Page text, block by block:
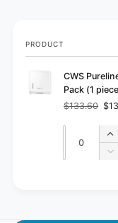
Your
cart
PRODUCT
CWS
Pack (1
Regular
price
$133.60
Sale
price
Quantity
a